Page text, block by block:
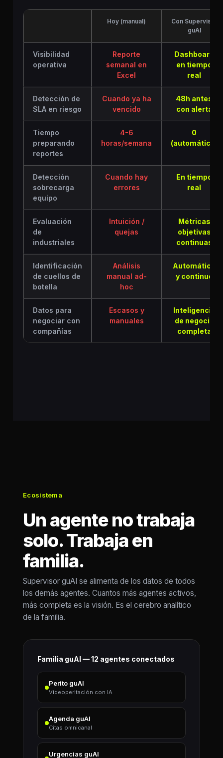
Hoy (manual)
Con Supervisor
guAI
Visibilidad
operativa
Reporte
semanal en
Excel
Dashboard
en tiempo
real
Detección de
SLA en riesgo
Cuando ya ha
vencido
48h antes
con alerta
Tiempo
preparando
reportes
4-6
horas/semana
0
(automático)
Detección
sobrecarga
equipo
Cuando hay
errores
En tiempo
real
Evaluación
de
industriales
Intuición /
quejas
Métricas
objetivas
continuas
Identificación
de cuellos de
botella
Análisis
manual ad-
hoc
Automático
y continuo
Datos para
negociar con
compañías
Escasos y
manuales
Inteligencia
de negocio
completa
Ecosistema
Un agente no trabaja
solo. Trabaja en
familia.
Supervisor guAI se alimenta de los datos de todos
los demás agentes. Cuantos más agentes activos,
más completa es la visión. Es el cerebro analítico
de la familia.
Familia guAI — 12 agentes conectados
Perito guAI
Videoperitación con IA
Agenda guAI
Citas omnicanal
Urgencias guAI